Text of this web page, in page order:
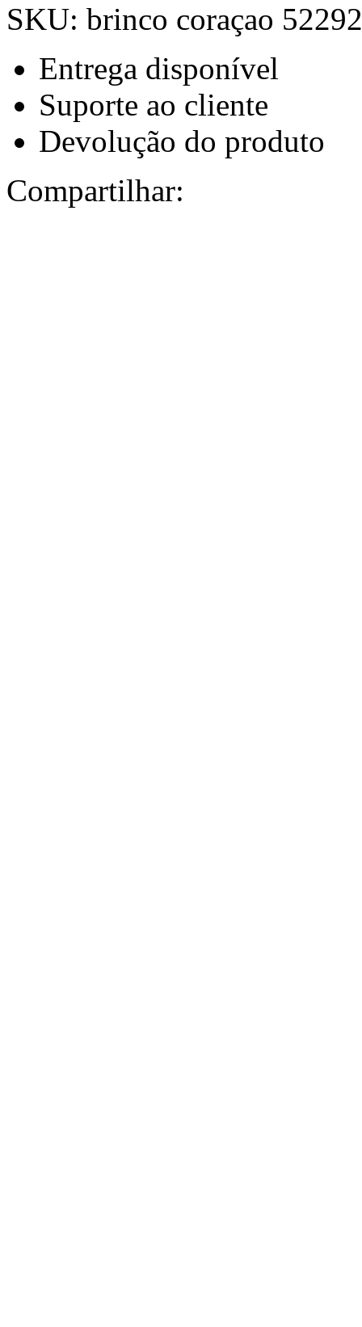
SKU: brinco coraçao
Entrega disponível
Suporte ao cliente
Devolução do produto
Compartilhar: